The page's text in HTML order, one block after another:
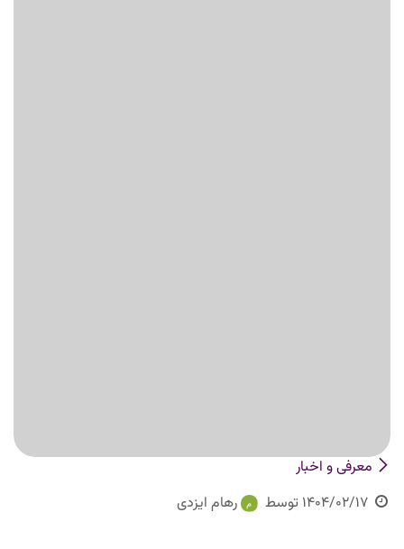
معرفی و اخبار
1404/02/17 توسط رهام ایزدی